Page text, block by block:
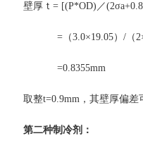
壁厚ｔ = [(P*OD)／
=（3.0×19.05）/（
=0.8355mm
取整t=0.9mm，其壁厚偏差
第二种制冷剂：